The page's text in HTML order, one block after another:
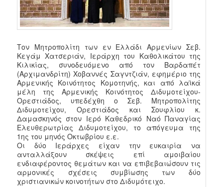
Τον Μητροπολίτη των εν Ελλάδι Αρμενίων Σεβ.
Κεγάμ Χατσεριάν, Ιεράρχη του Καθολικάτου της
Κιλικίας, συνοδευόμενο από τον Βαρδαπέτ
(Αρχιμανδρίτη) Χοβαννές Σαγντζιάν, εφημέριο της
Αρμενικής Κοινότητος Κομοτηνής, και από λαϊκά
μέλη της Αρμενικής Κοινότητος Διδυμοτείχου-
Ορεστιάδος, υπεδέχθη ο Σεβ. Μητροπολίτης
Διδυμοτείχου, Ορεστιάδος και Σουφλίου κ.
Δαμασκηνός στον Ιερό Καθεδρικό Ναό Παναγίας
Ελευθερωτρίας Διδυμοτείχου, το απόγευμα της
1ης του μηνός Οκτωβρίου ε.ε.
Οι δύο Ιεράρχες είχαν την ευκαιρία να
ανταλλάξουν σκέψεις επί αμοιβαίου
ενδιαφέροντος θεμάτων και να επιβεβαιώσουν τις
αρμονικές σχέσεις συμβίωσης των δύο
χριστιανικών κοινοτήτων στο Διδυμότειχο.